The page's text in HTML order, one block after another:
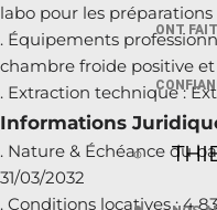
ONT FAIT
labo pour les préparations
. Équipements
chambre froide positive
. Extraction technique :
Informations
. Nature & Échéance du
31/03/2032
. Conditions locatives : 4